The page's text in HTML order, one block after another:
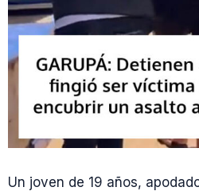
Un joven de 19 años,